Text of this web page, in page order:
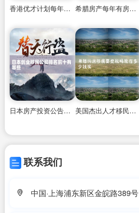
香港优才计划每年多少人参加 希腊房产每年有房产税吗多少钱
日本房产投资公告网站查询官方 美国杰出人才移民批复后流程是什么
联系我们
中国·上海浦东新区金皖路389号